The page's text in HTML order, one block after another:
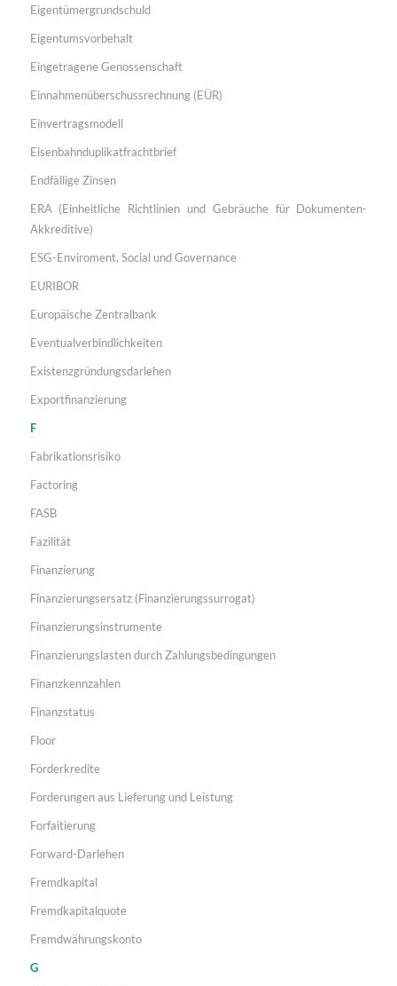
Eigentümergrundschuld
Eigentumsvorbehalt
Eingetragene Genossenschaft
Einnahmenüberschussrechnung (EÜR)
Einvertragsmodell
Eisenbahnduplikatfrachtbrief
Endfällige Zinsen
ERA (Einheitliche Richtlinien und Gebräuche für Dokumenten-
Akkreditive)
ESG-Enviroment, Social und Governance
EURIBOR
Europäische Zentralbank
Eventualverbindlichkeiten
Existenzgründungsdarlehen
Exportfinanzierung
F
Fabrikationsrisiko
Factoring
FASB
Fazilität
Finanzierung
Finanzierungsersatz (Finanzierungssurrogat)
Finanzierungsinstrumente
Finanzierungslasten durch Zahlungsbedingungen
Finanzkennzahlen
Finanzstatus
Floor
Förderkredite
Forderungen aus Lieferung und Leistung
Forfaitierung
Forward-Darlehen
Fremdkapital
Fremdkapitalquote
Fremdwährungskonto
G